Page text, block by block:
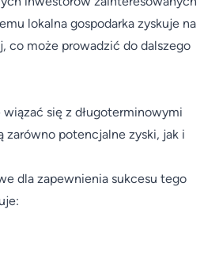
lokalna gospodarka zyskuje na
co może prowadzić do dalszego
wiązać się z długoterminowymi
potencjalne zyski, jak i
dla zapewnienia sukcesu tego